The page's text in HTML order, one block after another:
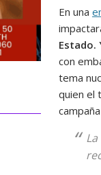
En una
Estado.
con
tema
quien el